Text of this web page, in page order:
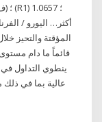
المؤقتة والتحيز
ينطوي التداول
عالية بما في